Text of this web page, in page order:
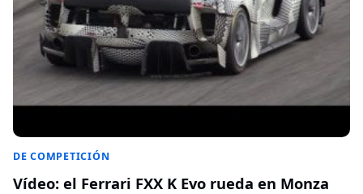
DE COMPETICIÓN
Vídeo: el Ferrari FXX K Evo rueda en Monza